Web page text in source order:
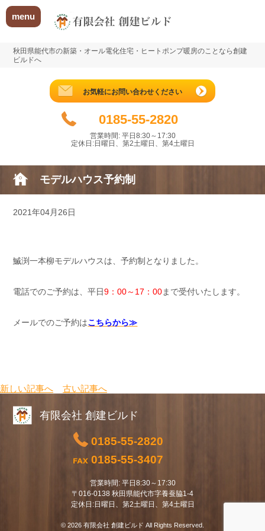
秋田県能代市の新築・オール電化住宅・ヒートポンプ暖房のことなら創建
ビルドへ
お気軽にお問い合わせください
0185-55-2820
営業時間: 平日8:30～17:30
定休日:日曜日、第2土曜日、第4土曜日
menu
モデルハウス予約制
2021年04月26日
鰄渕一本柳モデルハウスは、予約制となりました。
電話でのご予約は、平日9：00～17：00まで受付いたします。
メールでのご予約はこちらから≫
新しい記事へ 古い記事へ
有限会社 創建ビルド
0185-55-2820
0185-55-3407
営業時間: 平日8:30～17:30
〒016-0138 秋田県能代市字養蚕脇1-4
定休日:日曜日、第2土曜日、第4土曜日
© 2026 有限会社 創建ビルド All Rights Reserved.